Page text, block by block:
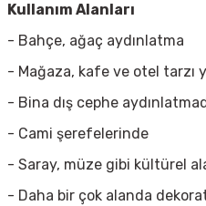
Kullanım Alanları
- Bahçe, ağaç aydınlatma
- Mağaza, kafe ve otel tarzı
- Bina dış cephe
- Cami şerefelerinde
- Saray, müze gibi kültürel
- Daha bir çok alanda